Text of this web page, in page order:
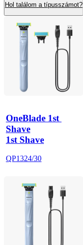
Hol találom a típusszámot?
OneBlade 1st
Shave
1st Shave
QP1324/30